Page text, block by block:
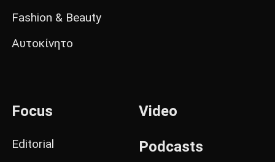
Fashion & Beauty
Αυτοκίνητο
Focus
Editorial
Video
Podcasts